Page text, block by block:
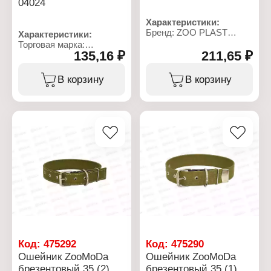
Характеристики:
Торговая марка:
Тип товара: Ошейник
Длина: 53 см
Обхват шеи: от 34 до 49
135,16 ₽
В корзину
Характеристики:
Бренд: ZOO PLAST
Серия: "Мурка"
Тип товара: Лоток
Назначение: для кошек
Цвет: бежевый
Комплектация: с
211,65 ₽
В корзину
Код: 475292
Ошейник ZooMoDa
Код:475290
Ошейник ZooMoDa